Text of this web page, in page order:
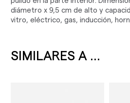
diámetro x 9,5 cm de alto y
vitro, eléctrico, gas, inducción,
SIMILARES A ...